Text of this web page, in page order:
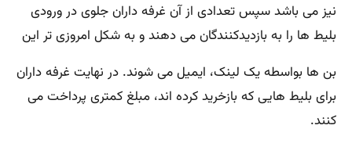
نیز می باشد سپس تعدادی از آن غرفه داران جلوی در ورودی
بلیط ها را به بازدیدکنندگان می دهند و به شکل امروزی تر این
بن ها بواسطه یک لینک، ایمیل می شوند. در نهایت غرفه داران
برای بلیط هایی که بازخرید کرده اند، مبلغ کمتری پرداخت می
کنند.